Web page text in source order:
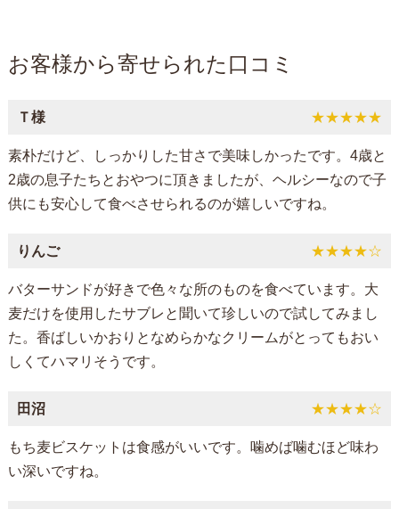
お客様から寄せられた口コミ
Ｔ様 ★★★★★
素朴だけど、しっかりした甘さで美味しかったです。4歳と
2歳の息子たちとおやつに頂きましたが、ヘルシーなので子
供にも安心して食べさせられるのが嬉しいですね。
りんご ★★★★☆
バターサンドが好きで色々な所のものを食べています。大
麦だけを使用したサブレと聞いて珍しいので試してみまし
た。香ばしいかおりとなめらかなクリームがとってもおい
しくてハマリそうです。
田沼 ★★★★☆
もち麦ビスケットは食感がいいです。噛めば噛むほど味わ
い深いですね。